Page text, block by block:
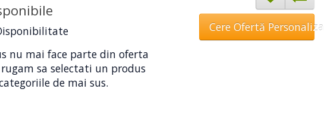
nu mai face parte din oferta
sa selectati un produs
de mai sus.
Cere Ofertă